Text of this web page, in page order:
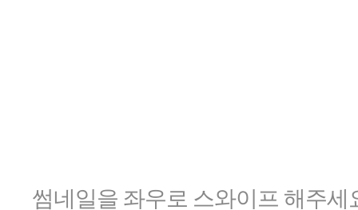
썸네일을 좌우로 스와이프 해주세